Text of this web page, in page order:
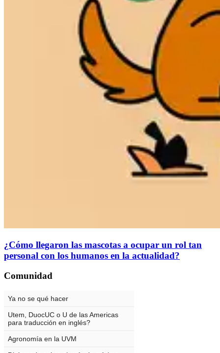
¿Cómo llegaron las mascotas a ocupar un rol tan
personal con los humanos en la actualidad?
Comunidad